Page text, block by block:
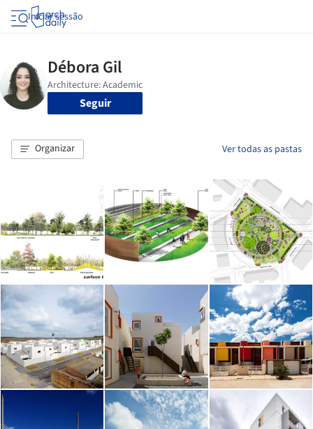
Iniciar sessão
Seguir
Organizar Ver todas as pastas